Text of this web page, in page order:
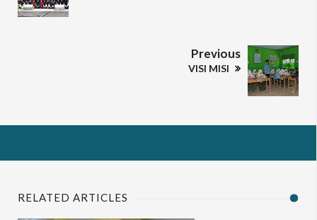
Previous
VISI MISI
RELATED ARTICLES